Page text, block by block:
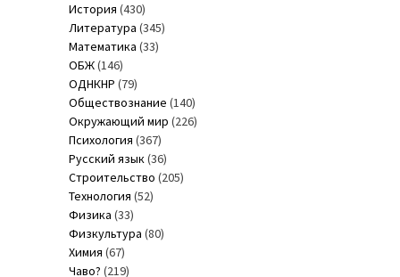
История (430)
Литература (345)
Математика (33)
ОБЖ(146)
ОДНКНР (79)
Обществознание (140)
Окружающий мир (226)
Психология (367)
Русский язык(36)
Строительство (205)
Технология (52)
Физика (33)
Физкультура (80)
Химия (67)
Чаво? (219)